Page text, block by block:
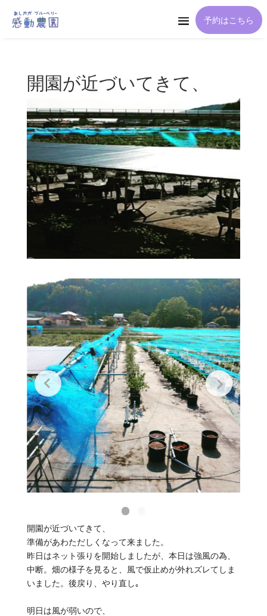
予約はこちら
開園が近づいてきて、
開園が近づいてきて、
準備があわただしくなって来ました。
昨日はネット張りを開始しましたが、本日は強風の為、
中断。畑の様子を見ると、風で仮止めが外れズレてしま
いました。後戻り、やり直し｡
明日は風が弱いので、